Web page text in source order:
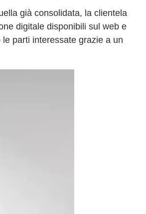
già consolidata, la clientela
digitale disponibili sul web e
parti interessate grazie a un